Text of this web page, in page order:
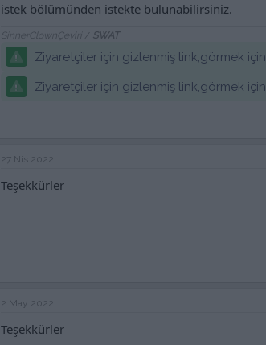
istek bölümünden istekte bulunabilirsiniz.
SinnerClownÇeviri SWAT
Ziyaretçiler için gizlenmiş link,görmek için
Ziyaretçiler için gizlenmiş link,görmek için
27 Nis 2022
Teşekkürler
2 May 2022
Teşekkürler